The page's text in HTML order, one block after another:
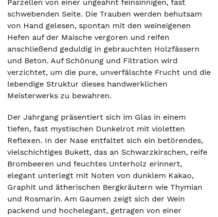
Parzellen von einer ungeahnt feinsinnigen, fast
schwebenden Seite. Die Trauben werden behutsam
von Hand gelesen, spontan mit den weineigenen
Hefen auf der Maische vergoren und reifen
anschließend geduldig in gebrauchten Holzfässern
und Beton. Auf Schönung und Filtration wird
verzichtet, um die pure, unverfälschte Frucht und die
lebendige Struktur dieses handwerklichen
Meisterwerks zu bewahren.
Der Jahrgang präsentiert sich im Glas in einem
tiefen, fast mystischen Dunkelrot mit violetten
Reflexen. In der Nase entfaltet sich ein betörendes,
vielschichtiges Bukett, das an Schwarzkirschen, reife
Brombeeren und feuchtes Unterholz erinnert,
elegant unterlegt mit Noten von dunklem Kakao,
Graphit und ätherischen Bergkräutern wie Thymian
und Rosmarin. Am Gaumen zeigt sich der Wein
packend und hochelegant, getragen von einer